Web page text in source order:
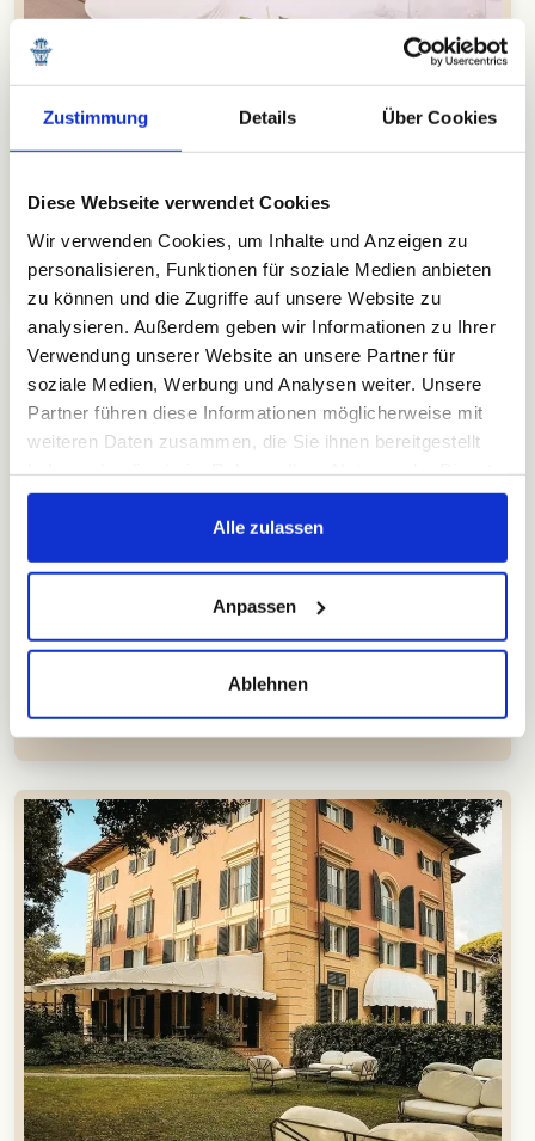
Zustimmung Details Über Cookies
Diese Webseite verwendet Cookies
Wir verwenden Cookies, um Inhalte und Anzeigen zu
personalisieren, Funktionen für soziale Medien anbieten
zu können und die Zugriffe auf unsere Website zu
analysieren. Außerdem geben wir Informationen zu Ihrer
Verwendung unserer Website an unsere Partner für
soziale Medien, Werbung und Analysen weiter. Unsere
Partner führen diese Informationen möglicherweise mit
weiteren Daten zusammen, die Sie ihnen bereitgestellt
gesammelt haben.
Alle zulassen
Anpassen
Ablehnen
Restaurant & Lounge Bar (26)
Video (13)